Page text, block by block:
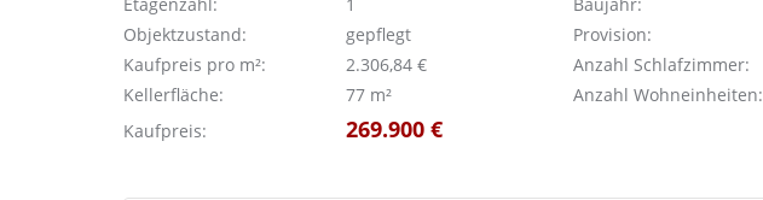
Objektzustand:
gepflegt Provision:
Kaufpreis pro m²:
2.306,84 € Anzahl Schlafzimmer:
Kellerfläche:
77 m² Anzahl Wohneinheiten:
Kaufpreis:
269.900 €